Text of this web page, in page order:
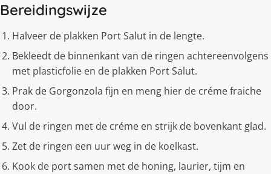
Bereidingswijze
Halveer de plakken Port Salut in de lengte.
Bekleedt de binnenkant van de ringen achtereenvolgens
met plasticfolie en de plakken Port Salut.
Prak de Gorgonzola fijn en meng hier de créme fraiche
door.
Vul de ringen met de créme en strijk de bovenkant glad.
Zet de ringen een uur weg in de koelkast.
Kook de port samen met de honing, laurier, tijm en